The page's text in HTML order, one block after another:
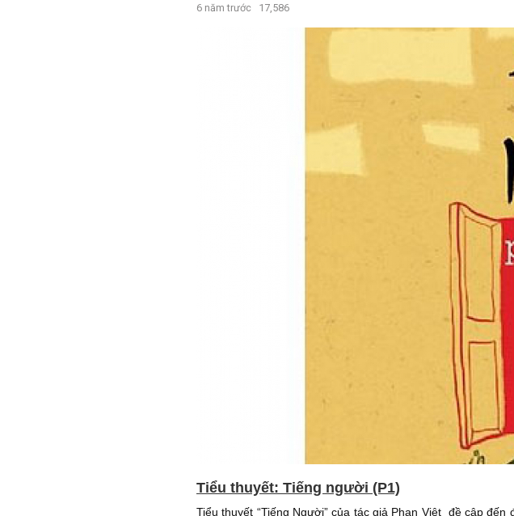
6 năm trước 17,586
Tiểu thuyết: Tiếng người (P1)
Tiểu thuyết “Tiếng Người” của tác giả Phan Việt đề cập